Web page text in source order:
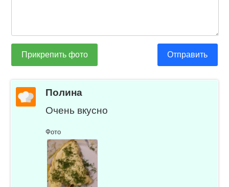
Прикрепить фото Отправить
Полина
Очень вкусно
Фото